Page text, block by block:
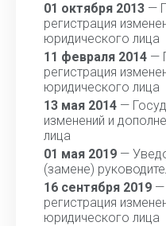
01 октября 2013 —
регистрация
юридического лица
11 февраля 2014 —
регистрация
юридического лица
13 мая 2014 —
изменений и
лица
01 мая 2019 —
(замене)
16 сентября 2019 —
регистрация
юридического лица